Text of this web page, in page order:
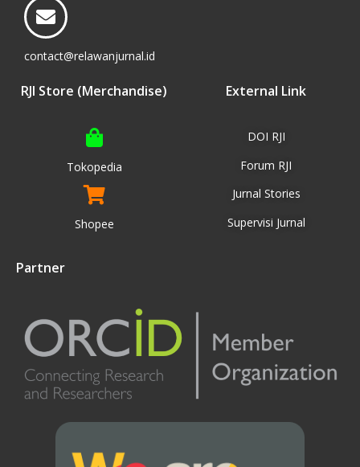
contact@relawanjurnal.id
RJI Store (Merchandise)
Tokopedia
Shopee
External Link
DOI RJI
Forum RJI
Jurnal Stories
Supervisi Jurnal
Partner